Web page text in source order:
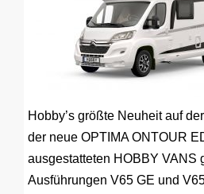
Hobby’s größte Neuheit auf
der neue OPTIMA ONTOUR
ausgestatteten HOBBY VANS
Ausführungen V65 GE und